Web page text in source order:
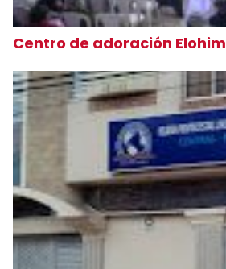
Centro de adoración Elohim